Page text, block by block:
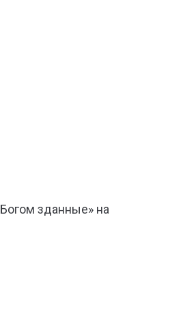
зданные» на